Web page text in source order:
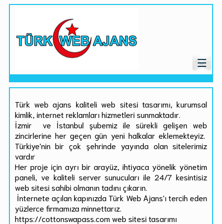
Türk web ajans kaliteli web sitesi tasarımı, kurumsal
kimlik, internet reklamları hizmetleri sunmaktadır.
İzmir ve İstanbul şubemiz ile sürekli gelişen web
zincirlerine her geçen gün yeni halkalar eklemekteyiz.
Türkiye'nin bir çok şehrinde yayında olan sitelerimiz
vardır
Her proje için ayrı bir arayüz, ihtiyaca yönelik yönetim
paneli, ve kaliteli server sunucuları ile 24/7 kesintisiz
web sitesi sahibi olmanın tadını çıkarın.
İnternete açılan kapınızda Türk Web Ajans'ı tercih eden
yüzlerce firmamıza minnettarız.
https://cottonswapass.com web sitesi tasarımı